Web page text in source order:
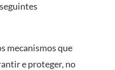
que
e proteger, no